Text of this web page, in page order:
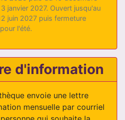
janvier 2027. Ouvert jusqu'au
juin 2027 puis fermeture
l'été.
d'information
envoie une lettre
mensuelle par courriel